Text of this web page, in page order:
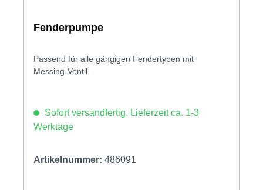
Fenderpumpe
Passend für alle gängigen Fendertypen mit
Messing-Ventil.
Sofort versandfertig, Lieferzeit ca. 1-3
Werktage
Artikelnummer: 486091